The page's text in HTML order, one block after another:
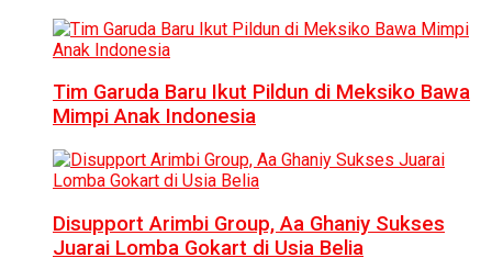
Tim Garuda Baru Ikut Pildun di Meksiko Bawa
Mimpi Anak Indonesia
Disupport Arimbi Group, Aa Ghaniy Sukses
Juarai Lomba Gokart di Usia Belia